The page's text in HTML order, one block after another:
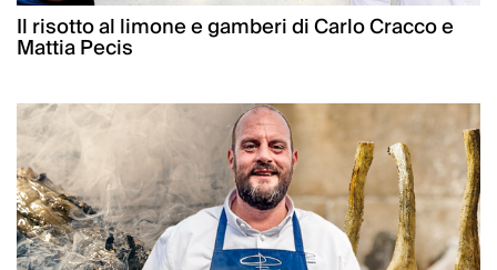
Il risotto al limone e gamberi di Carlo Cracco e
Mattia Pecis